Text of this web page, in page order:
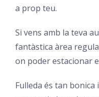
a prop teu.
Si vens amb la teva
fantàstica àrea
on poder estacionar
Fulleda és tan